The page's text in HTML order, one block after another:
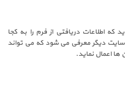
اطلاعات دریافتی از فرم را به کجا
سایت دیگر معرفی می شود که می تواند
ها اعمال نماید.